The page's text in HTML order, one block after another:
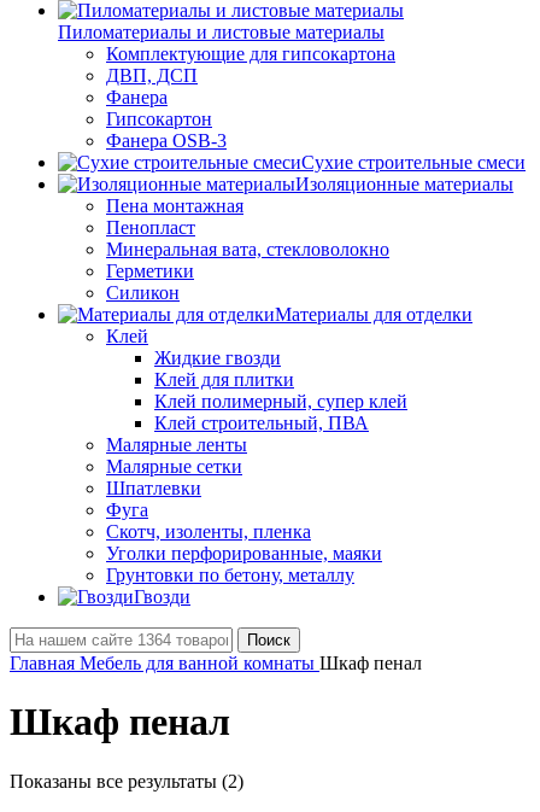
Пиломатериалы и листовые материалы
Комплектующие для гипсокартона
ДВП, ДСП
Фанера
Гипсокартон
Фанера OSB-3
Сухие строительные смеси
Изоляционные материалы
Пена монтажная
Пенопласт
Минеральная вата, стекловолокно
Герметики
Силикон
Материалы для отделки
Клей
Жидкие гвозди
Клей для плитки
Клей полимерный, супер клей
Клей строительный, ПВА
Малярные ленты
Малярные сетки
Шпатлевки
Фуга
Скотч, изоленты, пленка
Уголки перфорированные, маяки
Грунтовки по бетону, металлу
Гвозди
Поиск
Главная Мебель для ванной комнаты Шкаф пенал
Шкаф пенал
Показаны все результаты (2)